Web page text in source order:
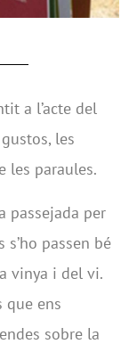
a l’acte del
les
les paraules.
passejada per
passen bé
vinya i del vi.
que ens
sobre la